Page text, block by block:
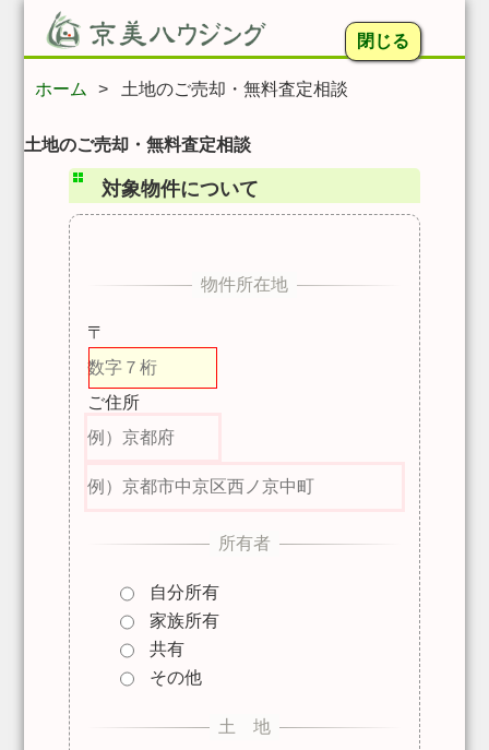
閉じる
ホーム > 土地のご売却・無料査定相談
対象物件について
〒
ご住所
自分所有
家族所有
共有
その他